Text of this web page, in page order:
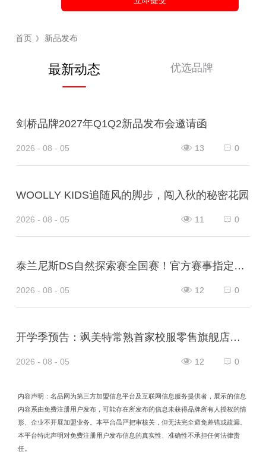
首页 》 新品发布
最新动态 优选品牌
剑桥品牌2027年Q1Q2新品发布会邀请函
2026 - 08 - 05 0
13
WOOLLY KIDS追随风的脚步，闯入秋的秘密花园
2026 - 08 - 05 0
11
泰兰尼斯DS自然探索赛全国赛！官方赛事指定战靴！
2026 - 08 - 05 0
12
开学季预告：飒美特常熟首家校服零售旗舰店即将开业！
2026 - 08 - 05 0
12
内容声明：名品网为第三方加盟信息平台及互联网信息服务提供者，展示的信息
内容系由免费注册用户发布，可能存在所发布的信息未获得品牌所有人授权的情
形、企业不开展加盟业务。本平台虽严把审核关，但无法完全避免差错或疏漏。
本平台特此声明对免费注册用户发布信息的真实性、准确性不承担任何法律责
任。